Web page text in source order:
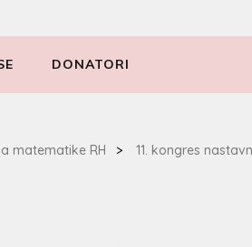
DONATORI
matematike RH > 11. kongres